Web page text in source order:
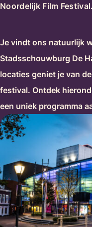
Noordelijk Film Festival.
Je vindt ons natuurlijk
Stadsschouwburg De
locaties geniet je van
festival. Ontdek
een uniek programma